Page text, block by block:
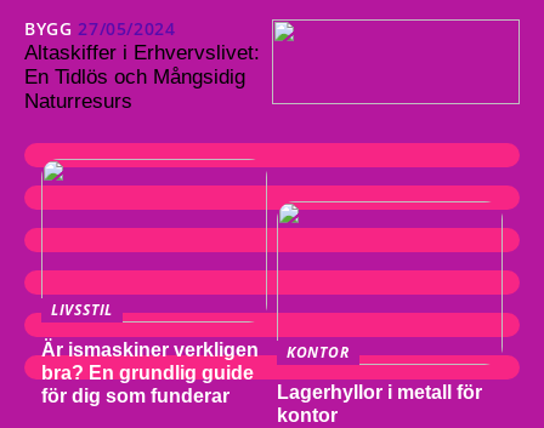
BYGG 27/05/2024
Altaskiffer i Erhvervslivet:
En Tidlös och Mångsidig
Naturresurs
LIVSSTIL
Är ismaskiner verkligen
bra? En grundlig guide
för dig som funderar
KONTOR
Lagerhyllor i metall för
kontor